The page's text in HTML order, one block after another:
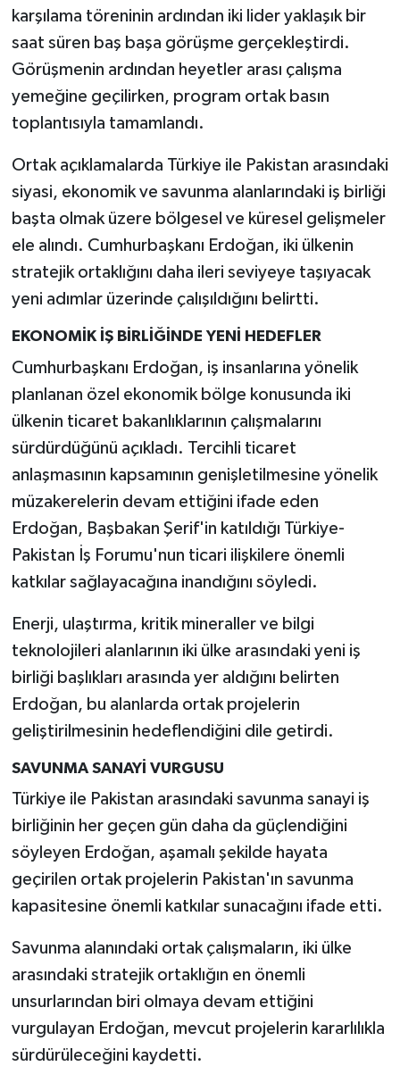
karşılama töreninin ardından iki lider yaklaşık bir
saat süren baş başa görüşme gerçekleştirdi.
Görüşmenin ardından heyetler arası çalışma
yemeğine geçilirken, program ortak basın
toplantısıyla tamamlandı.
Ortak açıklamalarda Türkiye ile Pakistan arasındaki
siyasi, ekonomik ve savunma alanlarındaki iş birliği
başta olmak üzere bölgesel ve küresel gelişmeler
ele alındı. Cumhurbaşkanı Erdoğan, iki ülkenin
stratejik ortaklığını daha ileri seviyeye taşıyacak
yeni adımlar üzerinde çalışıldığını belirtti.
EKONOMİK İŞ BİRLİĞİNDE YENİ HEDEFLER
Cumhurbaşkanı Erdoğan, iş insanlarına yönelik
planlanan özel ekonomik bölge konusunda iki
ülkenin ticaret bakanlıklarının çalışmalarını
sürdürdüğünü açıkladı. Tercihli ticaret
anlaşmasının kapsamının genişletilmesine yönelik
müzakerelerin devam ettiğini ifade eden
Erdoğan, Başbakan Şerif'in katıldığı Türkiye-
Pakistan İş Forumu'nun ticari ilişkilere önemli
katkılar sağlayacağına inandığını söyledi.
Enerji, ulaştırma, kritik mineraller ve bilgi
teknolojileri alanlarının iki ülke arasındaki yeni iş
birliği başlıkları arasında yer aldığını belirten
Erdoğan, bu alanlarda ortak projelerin
geliştirilmesinin hedeflendiğini dile getirdi.
SAVUNMA SANAYİ VURGUSU
Türkiye ile Pakistan arasındaki savunma sanayi iş
birliğinin her geçen gün daha da güçlendiğini
söyleyen Erdoğan, aşamalı şekilde hayata
geçirilen ortak projelerin Pakistan'ın savunma
kapasitesine önemli katkılar sunacağını ifade etti.
Savunma alanındaki ortak çalışmaların, iki ülke
arasındaki stratejik ortaklığın en önemli
unsurlarından biri olmaya devam ettiğini
vurgulayan Erdoğan, mevcut projelerin kararlılıkla
sürdürüleceğini kaydetti.